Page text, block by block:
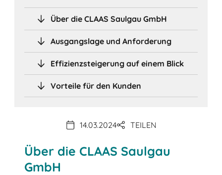
Über die CLAAS Saulgau GmbH
Ausgangslage und Anforderung
Effizienzsteigerung auf einem Blick
Vorteile für den Kunden
14.03.2024 TEILEN
Über die CLAAS Saulgau
GmbH